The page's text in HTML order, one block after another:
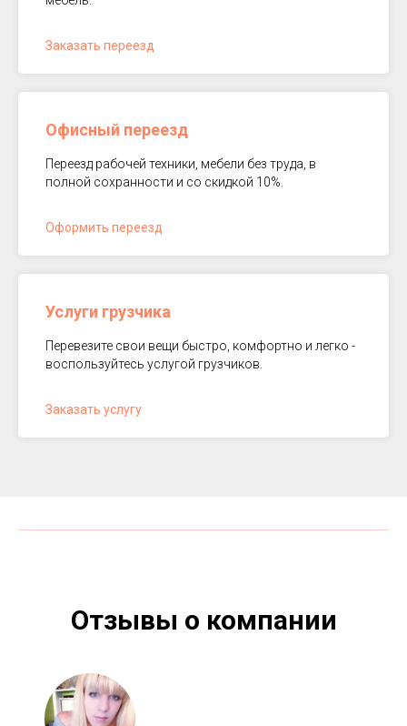
Заказать переезд
Офисный переезд
Переезд рабочей техники, мебели без труда, в
полной сохранности и со скидкой 10%.
Оформить переезд
Услуги грузчика
Перевезите свои вещи быстро, комфортно и легко -
воспользуйтесь услугой грузчиков.
Заказать услугу
Отзывы о компании